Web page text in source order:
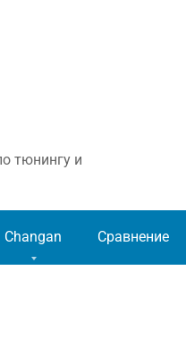
тюнингу и
Changan Сравнение